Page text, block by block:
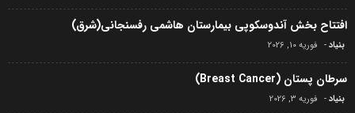
افتتاح بخش آندوسکوپی بیمارستان هاشمی رفسنجانی(شرق)
بنیاد- فوریه 10, 2026
سرطان پستان (Breast Cancer)
بنیاد- فوریه 3, 2026